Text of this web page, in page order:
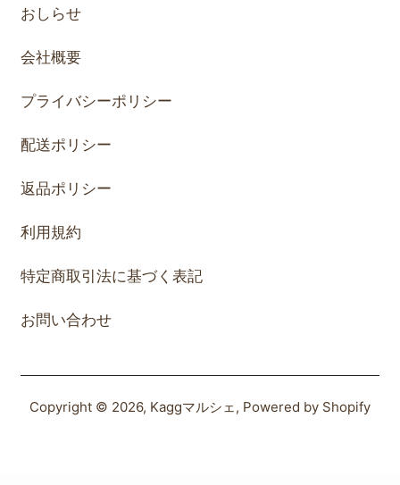
おしらせ
会社概要
プライバシーポリシー
配送ポリシー
返品ポリシー
利用規約
特定商取引法に基づく表記
お問い合わせ
Copyright © 2026, Kaggマルシェ, Powered by Shopify